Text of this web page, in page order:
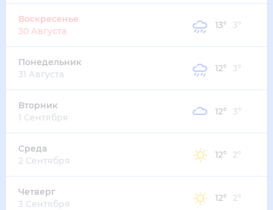
Воскресенье
30 Августа
13° 3°
Понедельник
31 Августа
12° 3°
Вторник
1 Сентября
12° 3°
Среда
2 Сентября
12° 2°
Четверг
3 Сентября
12° 2°